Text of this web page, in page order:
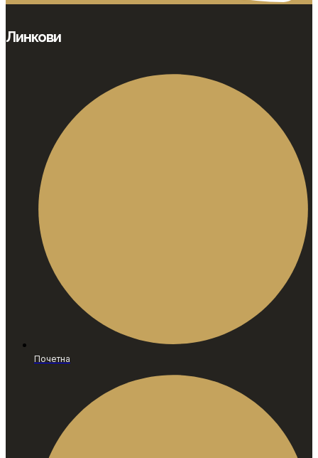
Линкови
Почетна